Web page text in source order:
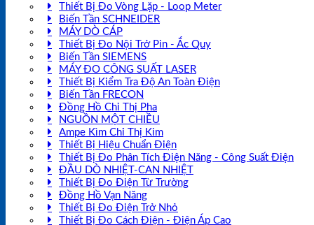
Thiết Bị Đo Vòng Lặp - Loop Meter
Biến Tần SCHNEIDER
MÁY DÒ CÁP
Thiết Bị Đo Nội Trở Pin - Ắc Quy
Biến Tần SIEMENS
MÁY ĐO CÔNG SUẤT LASER
Thiết Bị Kiểm Tra Độ An Toàn Điện
Biến Tần FRECON
Đồng Hồ Chỉ Thị Pha
NGUỒN MỘT CHIỀU
Ampe Kìm Chỉ Thị Kim
Thiết Bị Hiệu Chuẩn Điện
Thiết Bị Đo Phân Tích Điện Năng - Công Suất Điện
ĐẦU DÒ NHIỆT-CAN NHIỆT
Thiết Bị Đo Điện Từ Trường
Đồng Hồ Vạn Năng
Thiết Bị Đo Điện Trở Nhỏ
Thiết Bị Đo Cách Điện - Điện Áp Cao